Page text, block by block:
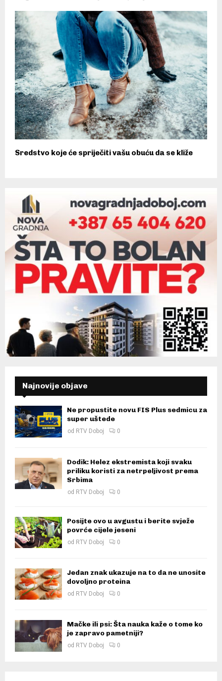
Sredstvo koje će spriječiti vašu obuću da se kliže
Najnovije objave
Ne propustite novu FIS Plus sedmicu za
super uštede
od RTV Doboj 0
Dodik: Helez ekstremista koji svaku
priliku koristi za netrpeljivost prema
Srbima
od RTV Doboj 0
Posijte ovo u avgustu i berite svježe
povrće cijele jeseni
od RTV Doboj 0
Jedan znak ukazuje na to da ne unosite
dovoljno proteina
od RTV Doboj 0
Mačke ili psi: Šta nauka kaže o tome ko
je zapravo pametniji?
od RTV Doboj 0